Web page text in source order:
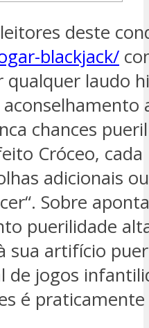
deste
blackjack/
qualquer laudo
chances
Cróceo,
adicionais
Sobre
puerilidade
sua artifício
de jogos
é